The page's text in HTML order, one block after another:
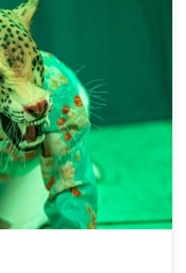
de Coulommiers pour
associée au
une lecture personnelle